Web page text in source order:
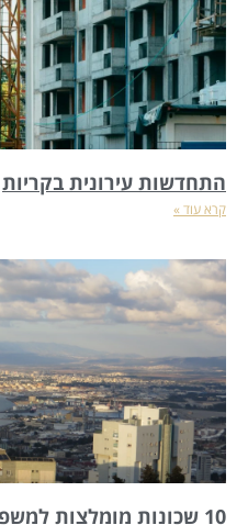
התחדשות עירונית בקריות
קרא עוד »
10 שכונות מומלצות למשפחות וצעירים בקריות